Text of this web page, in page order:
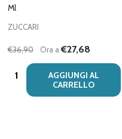
Ml
ZUCCARI
€36,90 Ora a€27,68
Quantità:
AGGIUNGI AL
CARRELLO